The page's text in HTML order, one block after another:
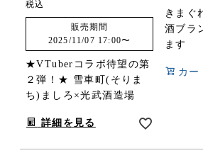
税込
販売期間
2025/11/07 17:00〜
★VTuberコラボ待望の第
２弾！★ 雪車町(そりま
ち)ましろ×光武酒造場
詳細を見る
きまぐ
酒ブラ
ます
カー